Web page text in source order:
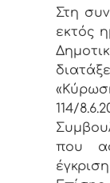
Στη
εκτός
114/
που